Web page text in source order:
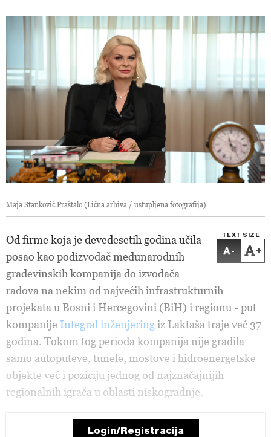
Maja Stanković Praštalo (Lična arhiva / ustupljena fotografija)
TEXT SIZE
- +
Od firme koja je devedesetih godina učila
posao kao podizvođač međunarodnih
građevinskih kompanija do izvođača
radova na nekim od najvećih infrastrukturnih
projekata u Bosni i Hercegovini (BiH) i regionu - put
kompanije Integral inženjeringiz Laktaša traje već 37
godina. Tokom tog perioda kompanija nije gradila
samo autoputeve, tunele, mostove i hidroenergetske
objekte već i poziciju jednog od najznačajnijih
regionalnih igrača u oblasti niskogradnje.
Login/Registracija